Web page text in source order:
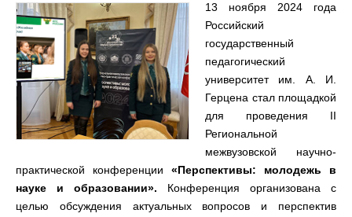
13 ноября 2024 года
Российский
государственный
педагогический
университет им. А. И.
Герцена стал площадкой
для проведения II
Региональной
межвузовской научно-
практической конференции «Перспективы: молодежь в
науке и образовании». Конференция организована с
целью обсуждения актуальных вопросов и перспектив